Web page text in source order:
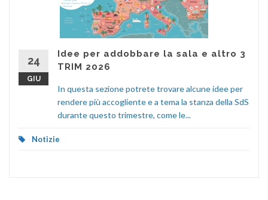
24
GIU
Idee per addobbare la sala e altro 3
TRIM 2026
In questa sezione potrete trovare alcune idee per
rendere più accogliente e a tema la stanza della SdS
durante questo trimestre, come le...
Notizie